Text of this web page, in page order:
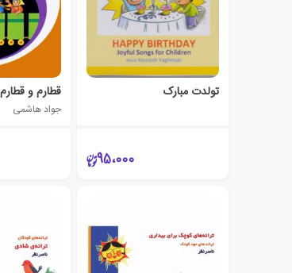
تولدت مبارک
95،000
قطارم و قطارم
جواد هاشمی